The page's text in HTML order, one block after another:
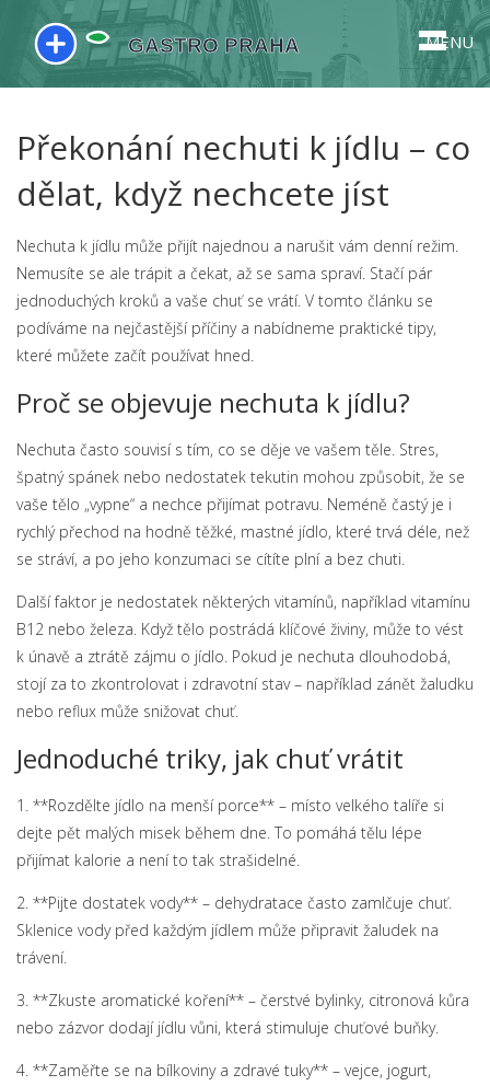
MENU
Překonání nechuti k jídlu – co
dělat, když nechcete jíst
Nechuta k jídlu může přijít najednou a narušit vám denní režim.
Nemusíte se ale trápit a čekat, až se sama spraví. Stačí pár
jednoduchých kroků a vaše chuť se vrátí. V tomto článku se
podíváme na nejčastější příčiny a nabídneme praktické tipy,
které můžete začít používat hned.
Proč se objevuje nechuta k jídlu?
Nechuta často souvisí s tím, co se děje ve vašem těle. Stres,
špatný spánek nebo nedostatek tekutin mohou způsobit, že se
vaše tělo „vypne“ a nechce přijímat potravu. Neméně častý je i
rychlý přechod na hodně těžké, mastné jídlo, které trvá déle, než
se stráví, a po jeho konzumaci se cítíte plní a bez chuti.
Další faktor je nedostatek některých vitamínů, například vitamínu
B12 nebo železa. Když tělo postrádá klíčové živiny, může to vést
k únavě a ztrátě zájmu o jídlo. Pokud je nechuta dlouhodobá,
stojí za to zkontrolovat i zdravotní stav – například zánět žaludku
nebo reflux může snižovat chuť.
Jednoduché triky, jak chuť vrátit
1. **Rozdělte jídlo na menší porce** – místo velkého talíře si
dejte pět malých misek během dne. To pomáhá tělu lépe
přijímat kalorie a není to tak strašidelné.
2. **Pijte dostatek vody** – dehydratace často zamlčuje chuť.
Sklenice vody před každým jídlem může připravit žaludek na
trávení.
3. **Zkuste aromatické koření** – čerstvé bylinky, citronová kůra
nebo zázvor dodají jídlu vůni, která stimuluje chuťové buňky.
4. **Zaměřte se na bílkoviny a zdravé tuky** – vejce, jogurt,